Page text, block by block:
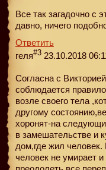
Все так загадочно с
давно, ничего
Ответить
геля#3 23.10.2018
Согласна с
соблюдается
возле своего тела
другому
хоронят-на
в замешательстве и
дом,где жил человек.
человек не умирает